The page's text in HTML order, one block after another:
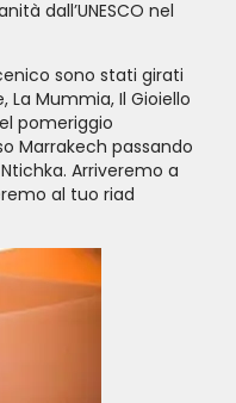
dall’UNESCO nel
Mummia, Il Gioiello
pomeriggio
Marrakech passando
Arriveremo a
al tuo riad